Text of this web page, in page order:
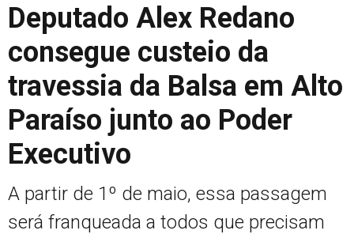
Deputado Alex Redano
consegue custeio da
travessia da Balsa em Alto
Paraíso junto ao Poder
Executivo
A partir de 1º de maio, essa passagem
será franqueada a todos que precisam